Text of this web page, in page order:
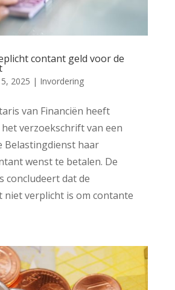
contant geld voor de
2025 | Invordering
van Financiën heeft
verzoekschrift van een
Belastingdienst haar
wenst te betalen. De
concludeert dat de
niet verplicht is om contante